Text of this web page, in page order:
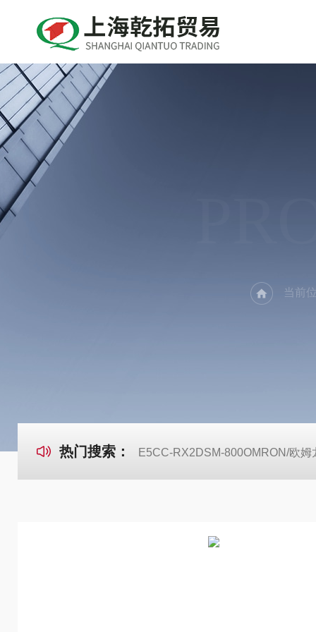
当前
热门搜索： E5CC-RX2DSM-800OMRON/欧